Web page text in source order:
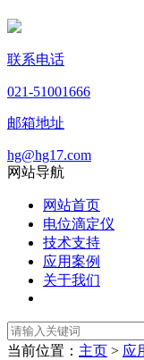
联系电话
021-51001666
邮箱地址
hg@hg17.com
网站导航
网站首页
电位滴定仪
技术支持
应用案例
关于我们
当前位置： 主页 > 应